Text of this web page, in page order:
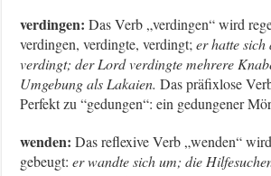
verdingen: Das Verb „verdingen“ wird
verdingen, verdingte, verdingt;er hatte
verdingt; der Lord verdingte mehrere
Umgebung als Lakaien. Das präfixlose
Perfekt zu “gedungen“: ein gedungener
wenden: Das reflexive Verb „wenden“
gebeugt:er wandte sich um; die